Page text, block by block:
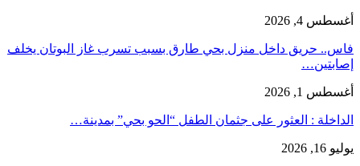
أغسطس 4, 2026
فاس.. حريق داخل منزل بحي طارق بسبب تسرب غاز البوتان يخلف
إصابتين…
أغسطس 1, 2026
​الداخلة : العثور على جثمان الطفل “الحو بحي” بمدينة…
يوليو 16, 2026